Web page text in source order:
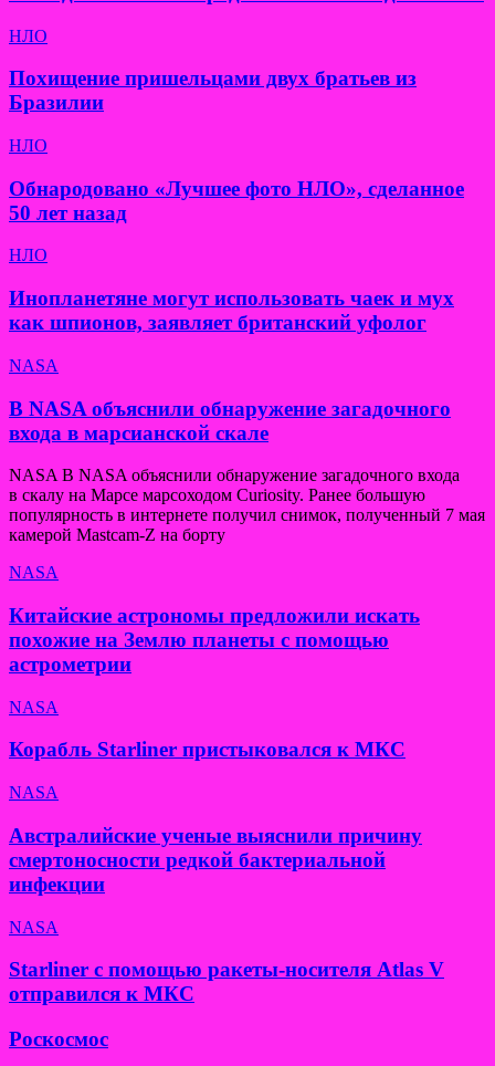
НЛО
Похищение пришельцами двух братьев из
Бразилии
НЛО
Обнародовано «Лучшее фото НЛО», сделанное
50 лет назад
НЛО
Инопланетяне могут использовать чаек и мух
как шпионов, заявляет британский уфолог
NASA
В NASA объяснили обнаружение загадочного
входа в марсианской скале
NASA В NASA объяснили обнаружение загадочного входа
в скалу на Марсе марсоходом Curiosity. Ранее большую
популярность в интернете получил снимок, полученный 7 мая
камерой Mastcam-Z на борту
NASA
Китайские астрономы предложили искать
похожие на Землю планеты с помощью
астрометрии
NASA
Корабль Starliner пристыковался к МКС
NASA
Австралийские ученые выяснили причину
смертоносности редкой бактериальной
инфекции
NASA
Starliner с помощью ракеты-носителя Atlas V
отправился к МКС
Роскосмос